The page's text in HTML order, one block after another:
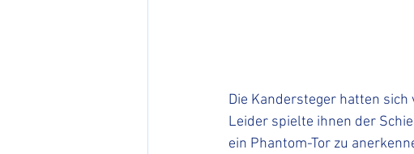
Die Kandersteger hatten
Leider spielte ihnen der
ein Phantom-Tor zu